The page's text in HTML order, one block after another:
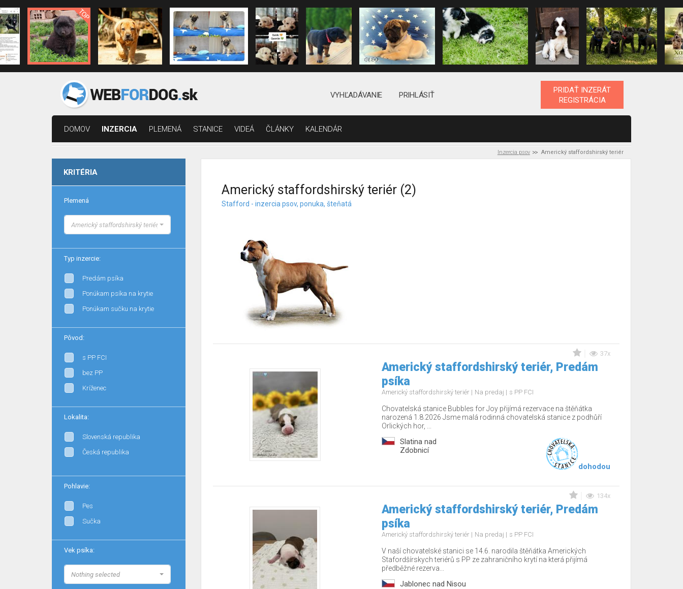
VYHĽADÁVANIE PRIHLÁSIŤ
PRIDAŤ INZERÁT
REGISTRÁCIA
DOMOV INZERCIA PLEMENÁ STANICE VIDEÁ ČLÁNKY KALENDÁR
Inzercia psov Americký staffordshirský teriér
KRITÉRIA
Plemená
Americký staffordshirský teriér, Stafford
Typ inzercie:
Predám psíka
Ponúkam psíka na krytie
Ponúkam sučku na krytie
Pôvod:
s PP FCI
bez PP
Kríženec
Lokalita:
Slovenská republika
Česká republika
Pohlavie:
Pes
Sučka
Vek psíka:
Nothing selected
Americký staffordshirský teriér (2)
Stafford - inzercia psov, ponuka, šteňatá
37x
Americký staffordshirský teriér, Predám
psíka
Americký staffordshirský teriér Na predaj s PP FCI
Chovatelská stanice Bubbles for Joy přijímá rezervace na štěňátka
narozená 1.8.2026 Jsme malá rodinná chovatelská stanice z podhůří
Orlických hor, ...
Slatina nad
Zdobnicí
dohodou
134x
Americký staffordshirský teriér, Predám
psíka
Americký staffordshirský teriér Na predaj s PP FCI
V naší chovatelské stanici se 14.6. narodila štěňátka Amerických
Stafordšírskych teriérů s PP ze zahraničního krytí na která přijímá
předběžné rezerva...
Jablonec nad Nisou